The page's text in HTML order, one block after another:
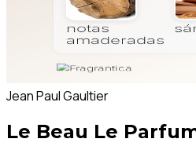
Jean Paul Gaultier
Le Beau Le